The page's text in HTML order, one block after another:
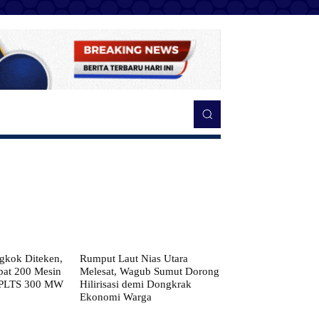
Diteken,
200 Mesin
300 MW
Rumput Laut Nias Utara
Melesat, Wagub Sumut Dorong
Hilirisasi demi Dongkrak
Ekonomi Warga